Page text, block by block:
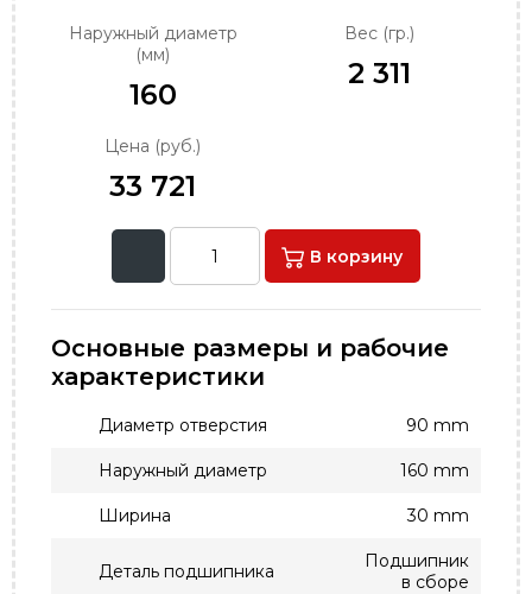
Наружный диаметр
(мм)
160
Вес (гр.)
2 311
Цена (руб.)
33 721
В корзину
Основные размеры и рабочие
характеристики
Диаметр отверстия 90 mm
Наружный диаметр 160 mm
Ширина 30 mm
Деталь подшипника
Подшипник
в сборе